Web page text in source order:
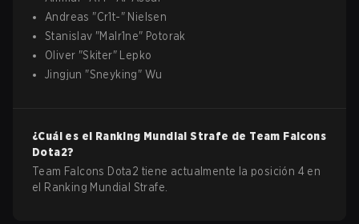
Andreas "Cr1t-" Nielsen
Stanislav "Malr1ne" Potorak
Oliver "Skiter"
Lepko
Jingjun "Sneyking" Wu
¿Cuál es el Ranking Mundial Strafe de Team Falcons
Dota2?
Team Falcons Dota2 tiene actualmente la posición 4 en
el Ranking Mundial Strafe.